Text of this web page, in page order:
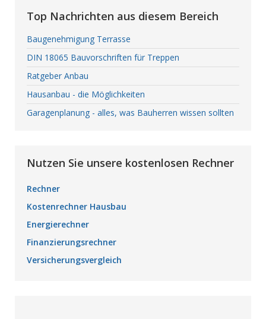
Top Nachrichten aus diesem Bereich
Baugenehmigung Terrasse
DIN 18065 Bauvorschriften für Treppen
Ratgeber Anbau
Hausanbau - die Möglichkeiten
Garagenplanung - alles, was Bauherren wissen sollten
Nutzen Sie unsere kostenlosen Rechner
Rechner
Kostenrechner Hausbau
Energierechner
Finanzierungsrechner
Versicherungsvergleich